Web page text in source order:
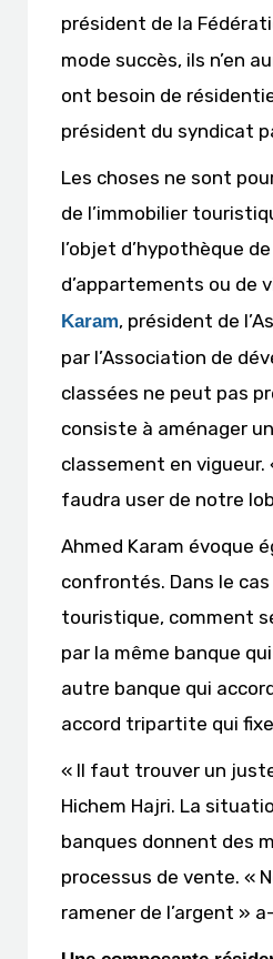
président de la
mode succès, ils n’en
ont besoin de
président du syndicat
Les choses ne sont
de l’immobilier
l’objet d’hypothèque
d’appartements ou de
Karam, président de
par l’Association de
classées ne peut pas
consiste à aménager
classement en
faudra user de notre
Ahmed Karam évoque
confrontés. Dans le
touristique, comment
par la même banque
autre banque qui
accord tripartite qui
« Il faut trouver un
Hichem Hajri. La
banques donnent des
processus de vente. «
ramener de l’argent »